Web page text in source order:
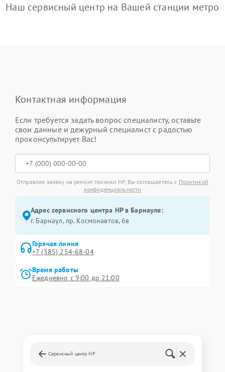
Наш сервисный центр на Вашей станции метро
Контактная информация
Если требуется задать вопрос специалисту, оставьте
свои данные и дежурный специалист с радостью
проконсультирует Вас!
Отправляя заявку на ремонт техники HP, Вы соглашаетесь с Политикой
конфиденциальности
Адрес сервисного центра HP в Барнауле:
г. Барнаул, ​пр. Космонавтов, 6в
Горячая линия
+7 (385) 254-68-04
Время работы
Ежедневно с 9:00 до 21:00
Сервисный центр HP